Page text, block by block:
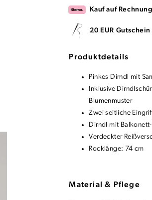
Kauf auf
20 EUR
Produktdetails
Pinkes Dirndl mit
Inklusive
Blumenmuster
Zwei seitliche
Dirndl mit
Verdeckter
Rocklänge: 74 cm
Material & Pflege